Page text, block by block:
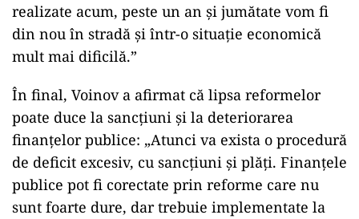
realizate acum, peste un an și jumătate vom fi
din nou în stradă și într-o situație economică
mult mai dificilă.”
În final, Voinov a afirmat că lipsa reformelor
poate duce la sancțiuni și la deteriorarea
finanțelor publice: „Atunci va exista o procedură
de deficit excesiv, cu sancțiuni și plăți. Finanțele
publice pot fi corectate prin reforme care nu
sunt foarte dure, dar trebuie implementate la